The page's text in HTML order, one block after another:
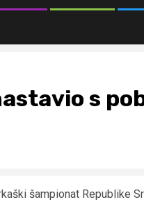
s
šampionat Republike